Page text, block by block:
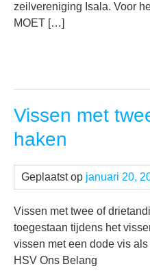
zeilvereniging Isala. Voor
MOET […]
Vissen met
haken
Geplaatst op januari 20,
Vissen met twee of
toegestaan tijdens het
vissen met een dode vis
HSV Ons Belang